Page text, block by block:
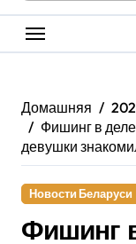
Домашняя
Фишинг в
девушки
Новости Беларуси
Фишинг